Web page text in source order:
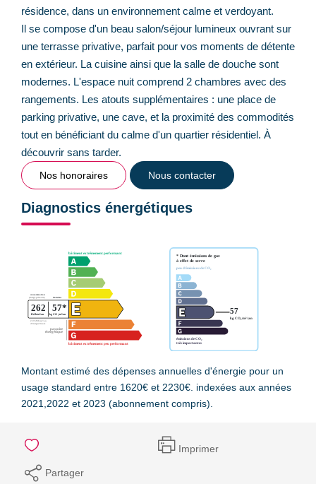
résidence, dans un environnement calme et verdoyant.
Il se compose d'un beau salon/séjour lumineux ouvrant sur
une terrasse privative, parfait pour vos moments de détente
en extérieur. La cuisine ainsi que la salle de douche sont
modernes. L'espace nuit comprend 2 chambres avec des
rangements. Les atouts supplémentaires : une place de
parking privative, une cave, et la proximité des commodités
tout en bénéficiant du calme d'un quartier résidentiel. À
découvrir sans tarder.
Nos honoraires Nous contacter
Diagnostics énergétiques
Montant estimé des dépenses annuelles d'énergie pour un
usage standard entre 1620€ et 2230€. indexées aux années
2021,2022 et 2023 (abonnement compris).
Imprimer
Partager